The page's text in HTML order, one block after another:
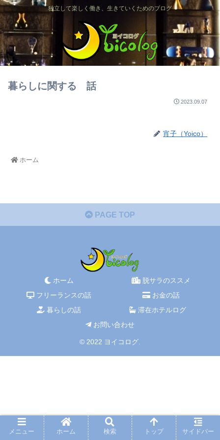
独立して楽しく働き、生きていくためのブログ
暮らしに関する 話
2023.09.07
宵子（Yoico）
ホーム
PAGE TOP
ホーム
脱サラのススメ
フリーランスの話
お金の話
暮らしの話
滞在ホテルログ
お問い合わせ
© 2022 ヨイコログ.
メニュー ホーム 検索 トップ サイドバー